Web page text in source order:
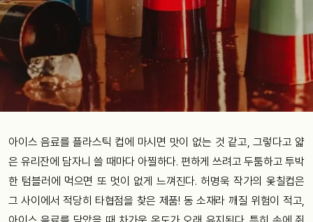
아이스 음료를 플라스틱 컵에 마시면 맛이 없는 것 같고, 그렇다고 얇
은 유리잔에 담자니 쓸 때마다 아찔하다. 편하게 쓰려고 두툼하고 투박
한 텀블러에 먹으면 또 멋이 없게 느껴진다. 허명욱 작가의 옻칠컵은
그 사이에서 적당히 타협점을 찾은 제품! 동 소재라 깨질 위험이 적고,